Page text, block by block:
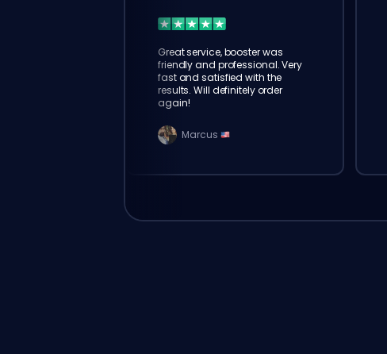
Great service, booster was
friendly and professional. Very
fast and satisfied with the
results. Will definitely order
again!
Marcus